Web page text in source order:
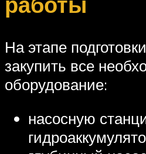
На этапе
закупить все
оборудование:
насосную